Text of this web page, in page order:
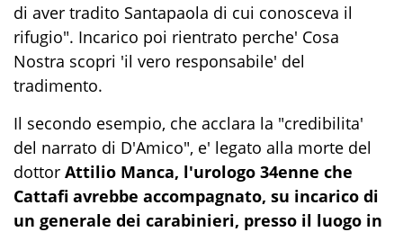
di aver tradito Santapaola di cui conosceva il
rifugio". Incarico poi rientrato perche' Cosa
Nostra scopri 'il vero responsabile' del
tradimento.
Il secondo esempio, che acclara la "credibilita'
del narrato di D'Amico", e' legato alla morte del
dottor Attilio Manca, l'urologo 34enne che
Cattafi avrebbe accompagnato, su incarico di
un generale dei carabinieri, presso il luogo in